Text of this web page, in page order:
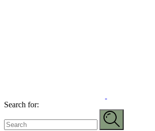
Search for: